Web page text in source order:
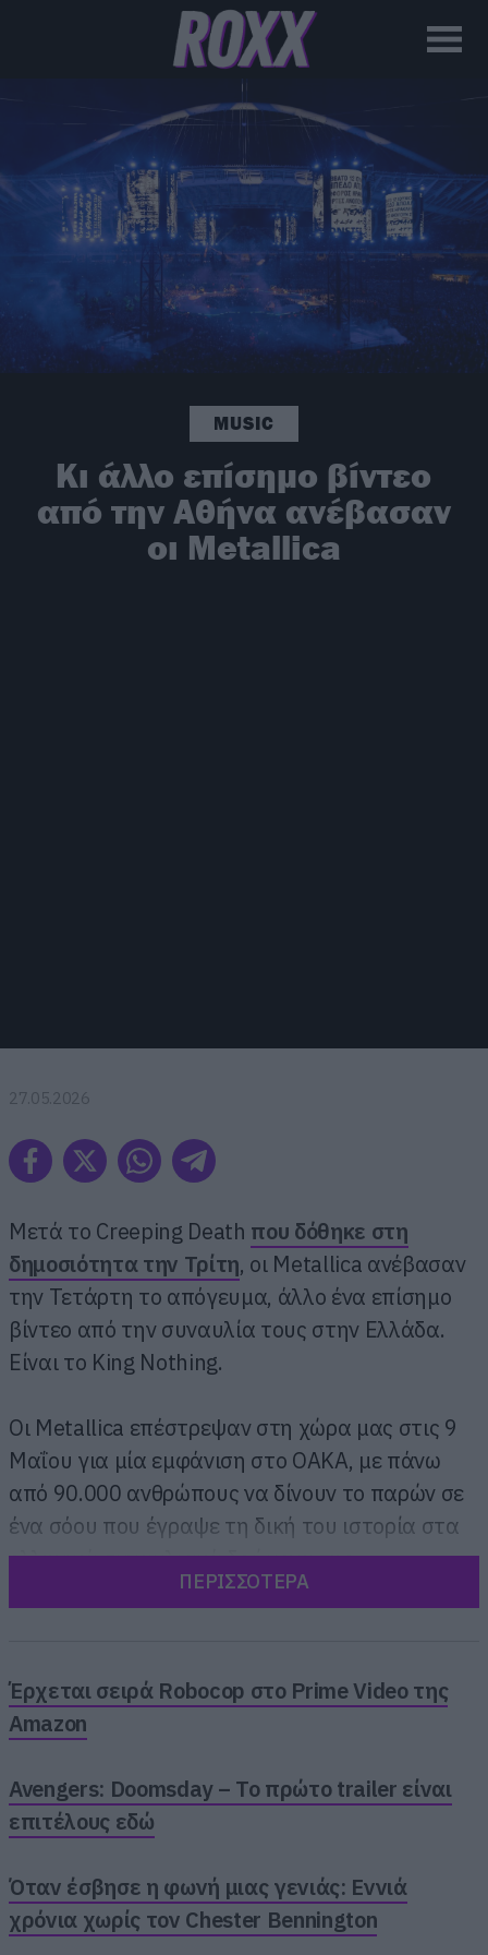
MUSIC
Κι άλλο επίσημο βίντεο
από την Αθήνα ανέβασαν
οι Metallica
27.05.2026
Μετά το Creeping Death που δόθηκε στη
δημοσιότητα την Τρίτη, οι Metallica ανέβασαν
την Τετάρτη το απόγευμα, άλλο ένα επίσημο
βίντεο από την συναυλία τους στην Ελλάδα.
Είναι το King Nothing.
Οι Metallica επέστρεψαν στη χώρα μας στις 9
Μαΐου για μία εμφάνιση στο ΟΑΚΑ, με πάνω
από 90.000 ανθρώπους να δίνουν το παρών σε
ένα σόου που έγραψε τη δική του ιστορία στα
ελληνικά συναυλιακά δρώμενα της.
ΠΕΡΙΣΣΟΤΕΡΑ
Έρχεται σειρά Robocop στο Prime Video της
Amazon
Avengers: Doomsday – Το πρώτο trailer είναι
επιτέλους εδώ
Όταν έσβησε η φωνή μιας γενιάς: Εννιά
χρόνια χωρίς τον Chester Bennington